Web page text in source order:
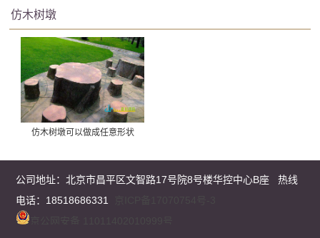
仿木树墩
仿木树墩可以做成任意形状
公司地址： 北京市昌平区文智路17号院8号楼华控中心B座 热线
电话：18518686331